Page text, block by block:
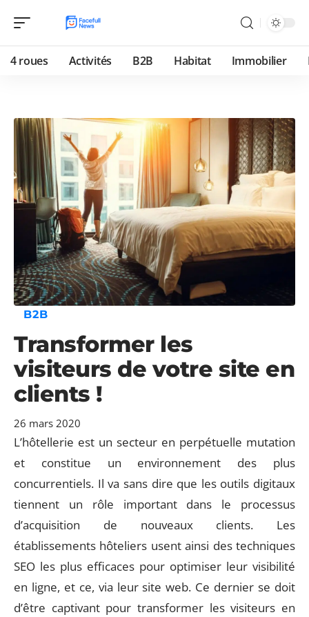
4 roues Activités B2B Habitat Immobilier
B2B
Transformer les
visiteurs de votre site en
clients !
26 mars 2020
L’hôtellerie est un secteur en perpétuelle mutation
et constitue un environnement des plus
concurrentiels. Il va sans dire que les outils digitaux
tiennent un rôle important dans le processus
d’acquisition de nouveaux clients. Les
établissements hôteliers usent ainsi des techniques
SEO les plus efficaces pour optimiser leur visibilité
en ligne, et ce, via leur site web. Ce dernier se doit
d’être captivant pour transformer les visiteurs en